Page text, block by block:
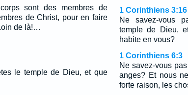
sont des membres de
de Christ, pour en faire
de là!…
le temple de Dieu, et que
1 Corinthiens 3:16
Ne savez-vous
temple de Dieu,
habite en vous?
1 Corinthiens 6:3
Ne savez-vous
anges? Et nous
forte raison, les